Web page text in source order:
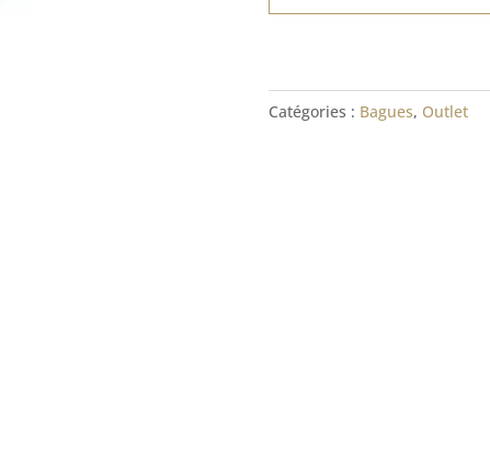
Catégories : Bagues, Outlet